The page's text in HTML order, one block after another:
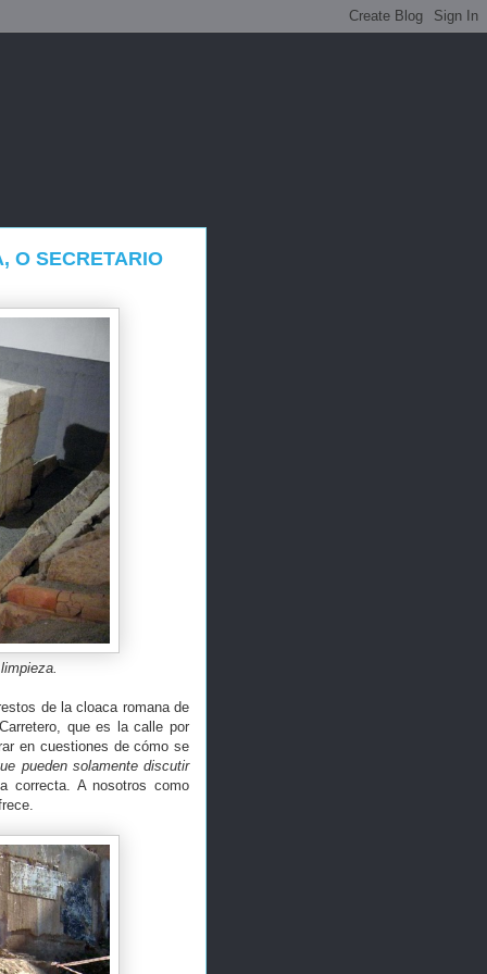
O SECRETARIO
de la cloaca romana de
que es la calle por
en cuestiones de cómo se
pueden solamente discutir
A nosotros como